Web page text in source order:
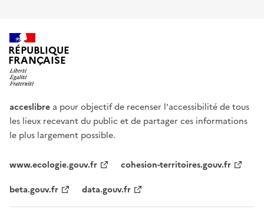
RÉPUBLIQUE
FRANÇAISE
acceslibre a pour objectif de recenser l'accessibilité de tous
les lieux recevant du public et de partager ces informations
le plus largement possible.
www.ecologie.gouv.fr
cohesion-territoires.gouv.fr
beta.gouv.fr
data.gouv.fr